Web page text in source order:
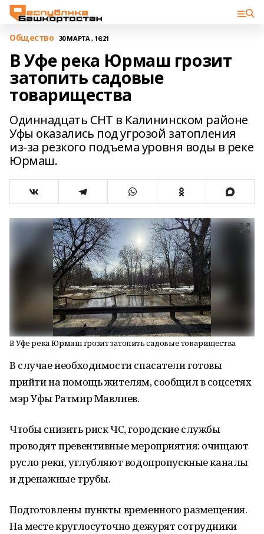
Общество 30 МАРТА , 16:21
В Уфе река Юрмаш грозит
затопить садовые
товарищества
Одиннадцать СНТ в Калининском районе
Уфы оказались под угрозой затопления
из-за резкого подъема уровня воды в реке
Юрмаш.
В Уфе река Юрмаш грозит затопить садовые товарищества
В случае необходимости спасатели готовы
прийти на помощь жителям, сообщил в соцсетях
мэр Уфы Ратмир Мавлиев.
Чтобы снизить риск ЧС, городские службы
проводят превентивные мероприятия: очищают
русло реки, углубляют водопропускные каналы
и дренажные трубы.
Подготовлены пункты временного размещения.
На месте круглосуточно дежурят сотрудники